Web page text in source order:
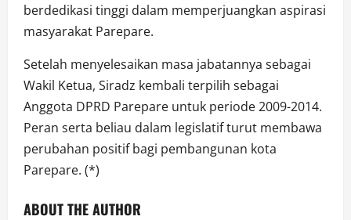
berdedikasi tinggi dalam memperjuangkan aspirasi
masyarakat Parepare.
Setelah menyelesaikan masa jabatannya sebagai
Wakil Ketua, Siradz kembali terpilih sebagai
Anggota DPRD Parepare untuk periode 2009-2014.
Peran serta beliau dalam legislatif turut membawa
perubahan positif bagi pembangunan kota
Parepare. (*)
ABOUT THE AUTHOR